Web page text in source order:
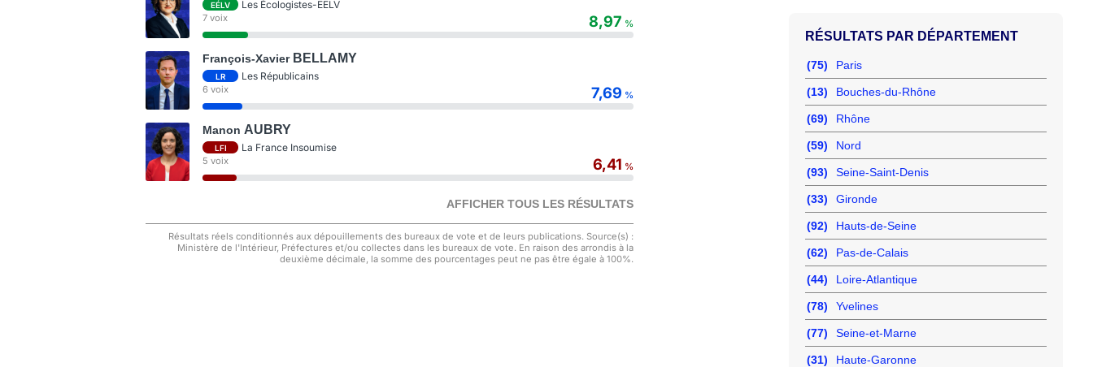
EÉLV Les Écologistes-EELV
7 voix 8,97 %
François-Xavier BELLAMY
LR Les Républicains
6 voix 7,69 %
Manon AUBRY
LFI La France Insoumise
5 voix 6,41 %
AFFICHER TOUS LES RÉSULTATS
Résultats réels conditionnés aux dépouillements des bureaux de vote et de leurs publications. Source(s) :
Ministère de l'Intérieur, Préfectures et/ou collectes dans les bureaux de vote. En raison des arrondis à la
deuxième décimale, la somme des pourcentages peut ne pas être égale à 100%.
RÉSULTATS PAR DÉPARTEMENT
(75) Paris
(13) Bouches-du-Rhône
(69) Rhône
(59) Nord
(93) Seine-Saint-Denis
(33) Gironde
(92) Hauts-de-Seine
(62) Pas-de-Calais
(44) Loire-Atlantique
(78) Yvelines
(77) Seine-et-Marne
(31) Haute-Garonne